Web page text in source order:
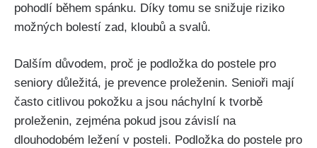
pohodlí během spánku. Díky tomu se snižuje riziko
možných bolestí zad, kloubů ⁣a svalů.
Dalším důvodem, proč je podložka do postele ⁤pro
seniory důležitá, je prevence proleženin. Senioři mají
často citlivou pokožku a jsou náchylní k tvorbě‍
proleženin, zejména pokud jsou závislí na
dlouhodobém⁤ ležení v‌ posteli. Podložka do postele pro